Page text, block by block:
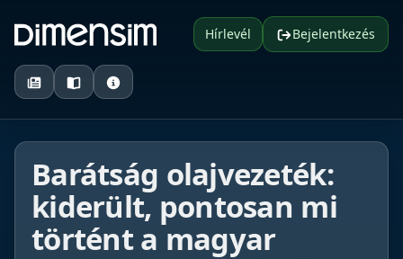
Hírlevél Bejelentkezés
Barátság olajvezeték:
kiderült, pontosan mi
történt a magyar